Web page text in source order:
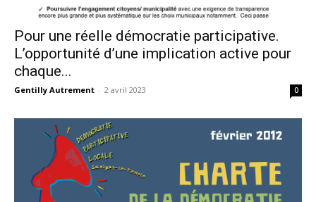
Pour une réelle démocratie participative.
L’opportunité d’une implication active pour
chaque...
Gentilly Autrement - 2 avril 2023 0